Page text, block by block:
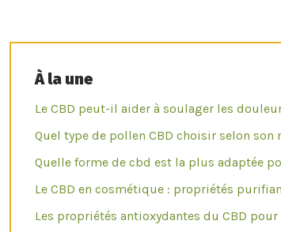
À la une
Le CBD peut-il aider à soulager les
Quel type de pollen CBD choisir selon
Quelle forme de cbd est la plus adaptée
Le CBD en cosmétique : propriétés
Les propriétés antioxydantes du CBD